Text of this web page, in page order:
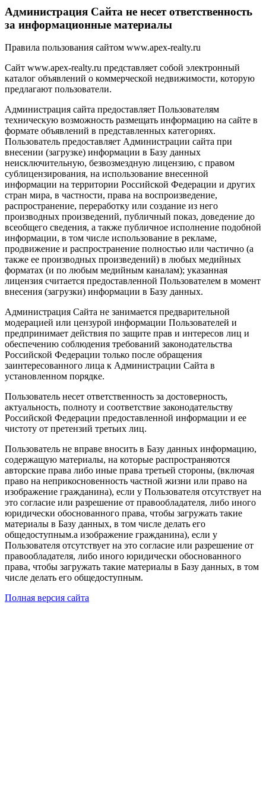
Администрация Сайта не несет ответственность
за информационные материалы
Правила пользования сайтом www.apex-realty.ru
Сайт www.apex-realty.ru представляет собой электронный
каталог объявлений о коммерческой недвижимости, которую
предлагают пользователи.
Администрация сайта предоставляет Пользователям
техническую возможность размещать информацию на сайте в
формате объявлений в представленных категориях.
Пользователь предоставляет Администрации сайта при
внесении (загрузке) информации в Базу данных
неисключительную, безвозмездную лицензию, с правом
сублицензирования, на использование внесенной
информации на территории Российской Федерации и других
стран мира, в частности, права на воспроизведение,
распространение, переработку или создание из него
производных произведений, публичный показ, доведение до
всеобщего сведения, а также публичное исполнение подобной
информации, в том числе использование в рекламе,
продвижение и распространение полностью или частично (а
также ее производных произведений) в любых медийных
форматах (и по любым медийным каналам); указанная
лицензия считается предоставленной Пользователем в момент
внесения (загрузки) информации в Базу данных.
Администрация Сайта не занимается предварительной
модерацией или цензурой информации Пользователей и
предпринимает действия по защите прав и интересов лиц и
обеспечению соблюдения требований законодательства
Российской Федерации только после обращения
заинтересованного лица к Администрации Сайта в
установленном порядке.
Пользователь несет ответственность за достоверность,
актуальность, полноту и соответствие законодательству
Российской Федерации предоставленной информации и ее
чистоту от претензий третьих лиц.
Пользователь не вправе вносить в Базу данных информацию,
содержащую материалы, на которые распространяются
авторские права либо иные права третьей стороны, (включая
право на неприкосновенность частной жизни или право на
изображение гражданина), если у Пользователя отсутствует на
это согласие или разрешение от правообладателя, либо иного
юридически обоснованного права, чтобы загружать такие
материалы в Базу данных, в том числе делать его
общедоступным.а изображение гражданина), если у
Пользователя отсутствует на это согласие или разрешение от
правообладателя, либо иного юридически обоснованного
права, чтобы загружать такие материалы в Базу данных, в том
числе делать его общедоступным.
Полная версия сайта